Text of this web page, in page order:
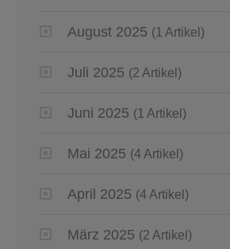
August 2025 (1 Artikel)
Juli 2025 (2 Artikel)
Juni 2025 (1 Artikel)
Mai 2025 (4 Artikel)
April 2025 (4 Artikel)
März 2025 (2 Artikel)